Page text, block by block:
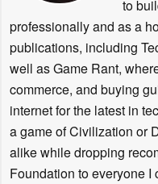
to
professionally and as a
publications, including
well as Game Rant,
commerce, and buying
internet for the latest in
a game of Civilization or
alike while dropping
Foundation to everyone I